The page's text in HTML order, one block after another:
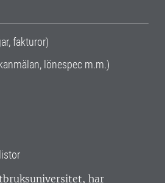
fakturor)
lönespec m.m.)
har